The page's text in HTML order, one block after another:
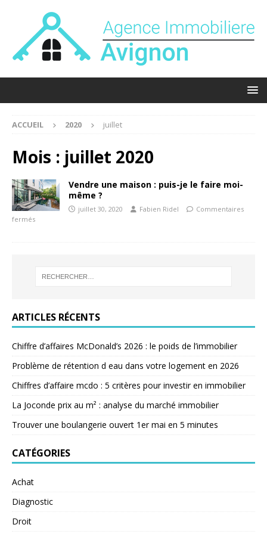
ACCUEIL 2020 juillet
Mois : juillet 2020
Vendre une maison : puis-je le faire moi-
même ?
juillet 30, 2020 Fabien Ridel
Commentaires
fermés
ARTICLES RÉCENTS
Chiffre d’affaires McDonald’s 2026 : le poids de l’immobilier
Problème de rétention d eau dans votre logement en 2026
Chiffres d’affaire mcdo : 5 critères pour investir en immobilier
La Joconde prix au m² : analyse du marché immobilier
Trouver une boulangerie ouvert 1er mai en 5 minutes
CATÉGORIES
Achat
Diagnostic
Droit